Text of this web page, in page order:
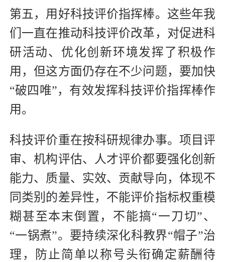
第五，用好科技评价指挥棒。这些年我
们一直在推动科技评价改革，对促进科
研活动、优化创新环境发挥了积极作
用，但这方面仍存在不少问题，要加快
“破四唯”，有效发挥科技评价指挥棒作
用。
科技评价重在按科研规律办事。项目评
审、机构评估、人才评价都要强化创新
能力、质量、实效、贡献导向，体现不
同类别的差异性，不能评价指标权重模
糊甚至本末倒置，不能搞“一刀切”、
“一锅煮”。要持续深化科教界“帽子”治
理，防止简单以称号头衔确定薪酬待